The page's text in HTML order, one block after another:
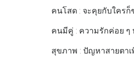
คนโสด : จะคุยกับใครก็
คนมีคู่ : ความรักค่อย
สุขภาพ : ปัญหาสายตา